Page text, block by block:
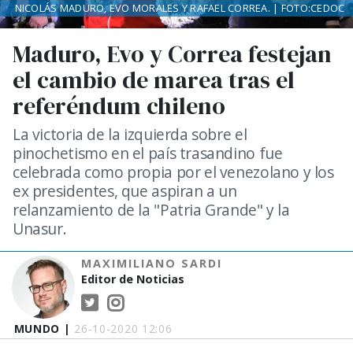
MUNDO | 26-10-2020 12:06
Maduro, Evo y Correa festejan
el cambio de marea tras el
referéndum chileno
La victoria de la izquierda sobre el
pinochetismo en el país trasandino fue
celebrada como propia por el venezolano y los
ex presidentes, que aspiran a un
relanzamiento de la "Patria Grande" y la
Unasur.
MAXIMILIANO SARDI
Editor de Noticias
NICOLÁS MADURO, EVO MORALES Y RAFAEL CORREA. | FOTO:CEDOC